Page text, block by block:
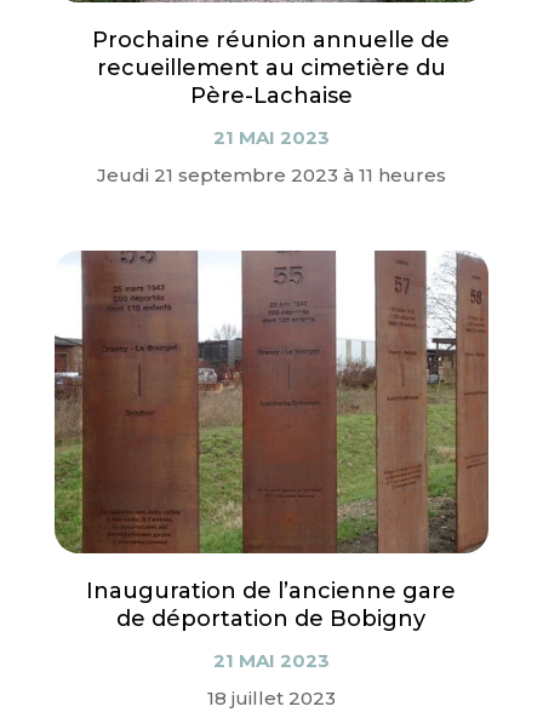
Prochaine réunion annuelle de
recueillement au cimetière du
Père-Lachaise
21 MAI 2023
Jeudi 21 septembre 2023 à 11 heures
Inauguration de l’ancienne gare
de déportation de Bobigny
21 MAI 2023
18 juillet 2023